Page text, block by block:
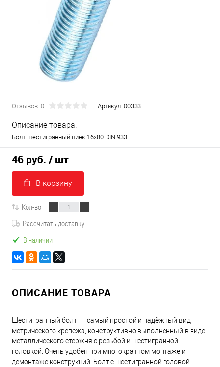
Отзывов: 0 Артикул: 00333
Описание товара:
Болт-шестигранный цинк 16х80 DIN 933
46 руб. / шт
В корзину
Кол-во:
Рассчитать доставку
В наличии
ОПИСАНИЕ ТОВАРА
Шестигранный болт — самый простой и надёжный вид
метрического крепежа, конструктивно выполненный в виде
металлического стержня с резьбой и шестигранной
головкой. Очень удобен при многократном монтаже и
демонтаже конструкций. Болт с шестигранной головой